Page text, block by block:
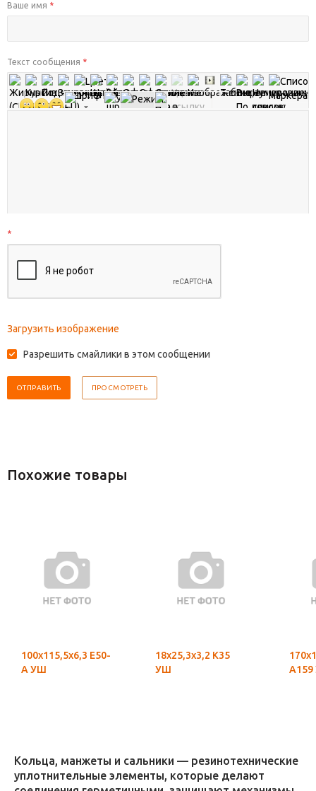
Ваше имя *
Текст сообщения *
*
Загрузить изображение
Разрешить смайлики в этом сообщении
Похожие товары
100х115,5х6,3 Е50-
А УШ
18х25,3х3,2 К35
УШ
Кольца, манжеты и сальники — резинотехнические
уплотнительные элементы, которые делают